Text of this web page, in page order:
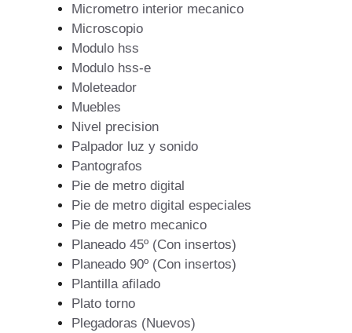
Micrometro interior mecanico
Microscopio
Modulo hss
Modulo hss-e
Moleteador
Muebles
Nivel precision
Palpador luz y sonido
Pantografos
Pie de metro digital
Pie de metro digital especiales
Pie de metro mecanico
Planeado 45º (Con insertos)
Planeado 90º (Con insertos)
Plantilla afilado
Plato torno
Plegadoras (Nuevos)